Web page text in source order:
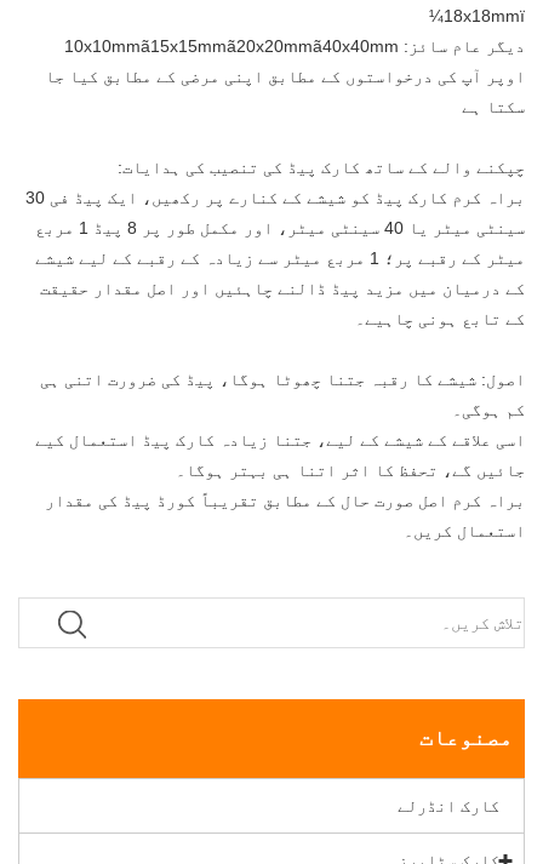
18x18mmï¼
دیگر عام سائز: 10x10mmã15x15mmã20x20mmã40x40mm
اوپر آپ کی درخواستوں کے مطابق اپنی مرضی کے مطابق کیا جا
سکتا ہے
چپکنے والے کے ساتھ کارک پیڈ کی تنصیب کی ہدایات:
براہ کرم کارک پیڈ کو شیشے کے کنارے پر رکھیں، ایک پیڈ فی 30
سینٹی میٹر یا 40 سینٹی میٹر، اور مکمل طور پر 8 پیڈ 1 مربع
میٹر کے رقبے پر؛ 1 مربع میٹر سے زیادہ کے رقبے کے لیے شیشے
کے درمیان میں مزید پیڈ ڈالنے چاہئیں اور اصل مقدار حقیقت
کے تابع ہونی چاہیے۔
اصول: شیشے کا رقبہ جتنا چھوٹا ہوگا، پیڈ کی ضرورت اتنی ہی
کم ہوگی۔
اسی علاقے کے شیشے کے لیے، جتنا زیادہ کارک پیڈ استعمال کیے
جائیں گے، تحفظ کا اثر اتنا ہی بہتر ہوگا۔
براہ کرم اصل صورت حال کے مطابق تقریباً کورڈ پیڈ کی مقدار
استعمال کریں۔
مصنوعات
کارک انڈرلے